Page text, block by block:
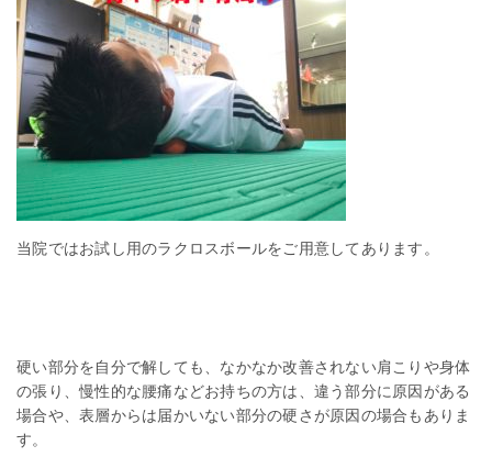
当院ではお試し用のラクロスボールをご用意してあります。
硬い部分を自分で解しても、なかなか改善されない肩こりや身体
の張り、慢性的な腰痛などお持ちの方は、違う部分に原因がある
場合や、表層からは届かいない部分の硬さが原因の場合もありま
す。